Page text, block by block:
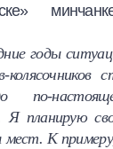
годы
колясочников
Я планирую
мест. К